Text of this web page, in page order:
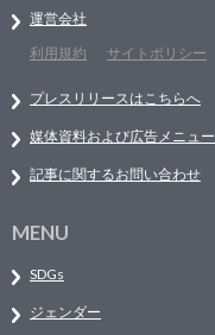
運営会社
利用規約
サイトポリシー
プレスリリースはこちらへ
媒体資料および広告メニュー
記事に関するお問い合わせ
MENU
SDGs
ジェンダー